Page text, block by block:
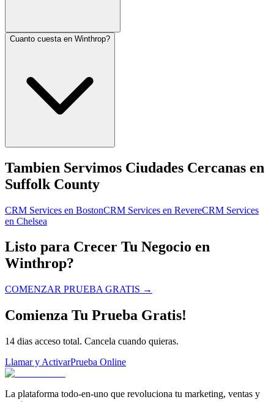
Cuanto cuesta en Winthrop?
Tambien Servimos Ciudades Cercanas en
Suffolk County
CRM Services en BostonCRM Services en RevereCRM Services
en Chelsea
Listo para Crecer Tu Negocio en
Winthrop?
COMENZAR PRUEBA GRATIS →
Comienza Tu Prueba Gratis!
14 dias acceso total. Cancela cuando quieras.
Llamar y ActivarPrueba Online
La plataforma todo-en-uno que revoluciona tu marketing, ventas y